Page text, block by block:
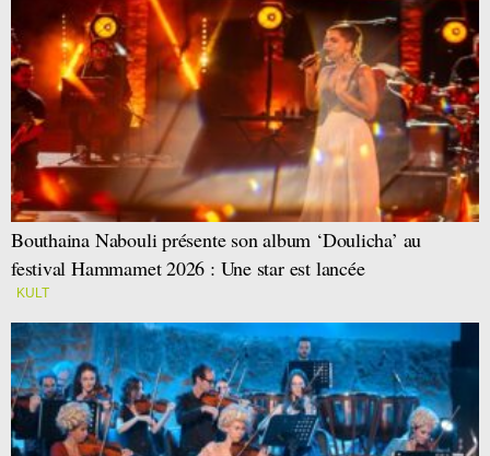
Bouthaina Nabouli présente son album ‘Doulicha’ au
festival Hammamet 2026 : Une star est lancée
KULT